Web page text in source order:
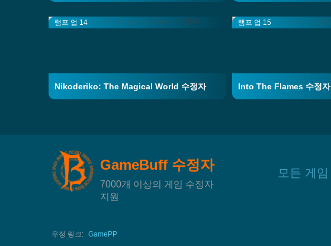
램프 업 14
Nikoderiko: The Magical World 수정자
램프 업 15
Into The Flames 수정자
GameBuff 수정자
7000개 이상의 게임 수정자
지원
모든 게임
우정 링크: GamePP